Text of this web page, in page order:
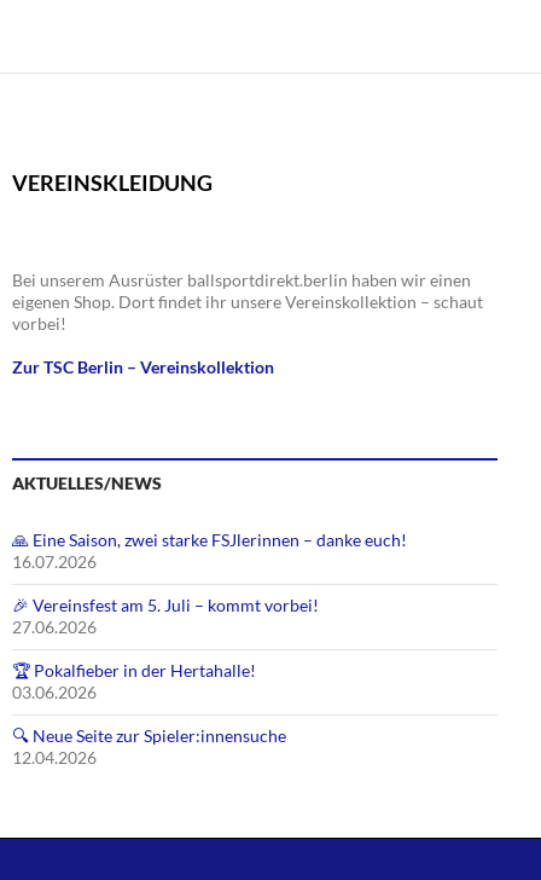
VEREINSKLEIDUNG
Bei unserem Ausrüster ballsportdirekt.berlin haben wir einen
eigenen Shop. Dort findet ihr unsere Vereinskollektion – schaut
vorbei!
Zur TSC Berlin – Vereinskollektion
AKTUELLES/NEWS
🙏 Eine Saison, zwei starke FSJlerinnen – danke euch!
16.07.2026
🎉 Vereinsfest am 5. Juli – kommt vorbei!
27.06.2026
🏆 Pokalfieber in der Hertahalle!
03.06.2026
🔍 Neue Seite zur Spieler:innensuche
12.04.2026